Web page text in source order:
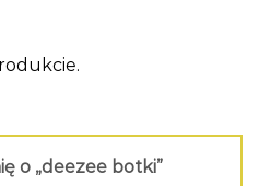
o „deezee botki”